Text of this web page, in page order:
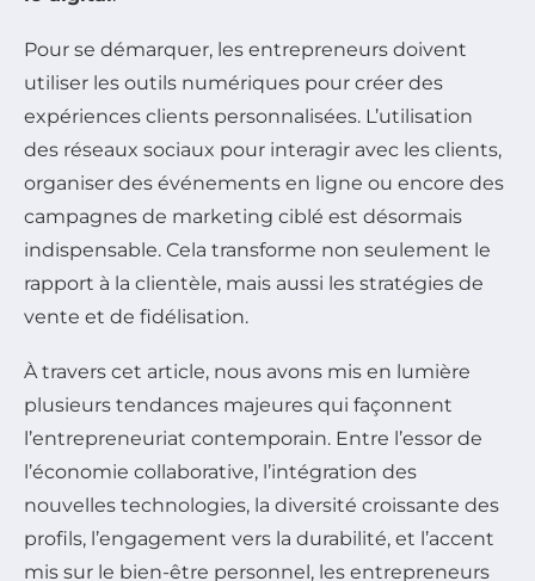
Pour se démarquer, les entrepreneurs doivent
utiliser les outils numériques pour créer des
expériences clients personnalisées. L’utilisation
des réseaux sociaux pour interagir avec les clients,
organiser des événements en ligne ou encore des
campagnes de marketing ciblé est désormais
indispensable. Cela transforme non seulement le
rapport à la clientèle, mais aussi les stratégies de
vente et de fidélisation.
À travers cet article, nous avons mis en lumière
plusieurs tendances majeures qui façonnent
l’entrepreneuriat contemporain. Entre l’essor de
l’économie collaborative, l’intégration des
nouvelles technologies, la diversité croissante des
profils, l’engagement vers la durabilité, et l’accent
mis sur le bien-être personnel, les entrepreneurs